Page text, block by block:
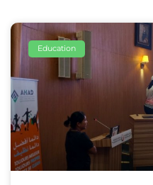
Education